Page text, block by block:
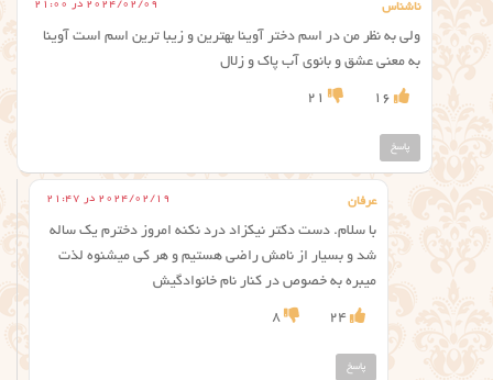
ناشناس 2024/02/09 در 21:00
ولی به نظر من در اسم دختر آوینا بهترین و زیبا ترین اسم است آوینا
به معنی عشق و بانوی آب پاک و زلال
16
21
پاسخ
عرفان 2024/02/19 در 21:47
با سلام. دست دکتر نیکزاد درد نکنه امروز دخترم یک ساله
شد و بسیار از نامش راضی هستیم و هر کی میشنوه لذت
میبره به خصوص در کنار نام خانوادگیش
24
8
پاسخ